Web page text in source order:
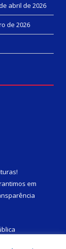
abril de 2026
de 2026
!
em